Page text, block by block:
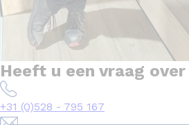
Heeft u een vraag
+31 (0)528 - 795 167